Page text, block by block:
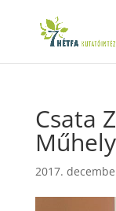
Csata
2017.